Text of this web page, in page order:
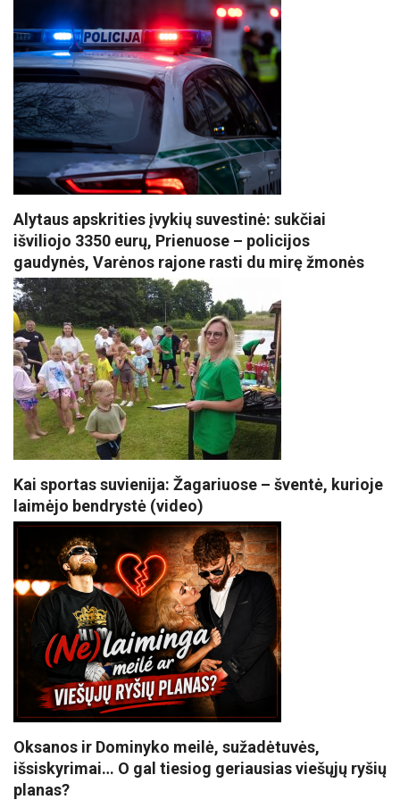
Alytaus apskrities įvykių suvestinė: sukčiai
išviliojo 3350 eurų, Prienuose – policijos
gaudynės, Varėnos rajone rasti du mirę žmonės
Kai sportas suvienija: Žagariuose – šventė, kurioje
laimėjo bendrystė (video)
Oksanos ir Dominyko meilė, sužadėtuvės,
išsiskyrimai… O gal tiesiog geriausias viešųjų ryšių
planas?